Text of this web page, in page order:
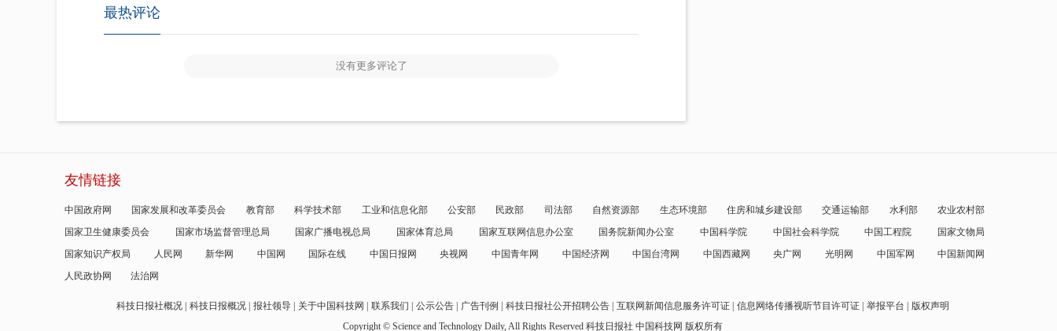
最热评论
没有更多评论了
友情链接
中国政府网 国家发展和改革委员会 教育部 科学技术部 工业和信息化部 公安部 民政部 司法部 自然资源部 生态环境部 住房和城乡建设部 交通运输部 水利部
农业农村部
国家卫生健康委员会
国家市场监督管理总局 国家广播电视总局 国家体育总局 国家互联网信息办公室 国务院新闻办公室 中国科学院 中国社会科学院 中国工程院
国家文物局
国家知识产权局
人民网 新华网 中国网 国际在线 中国日报网 央视网 中国青年网 中国经济网 中国台湾网 中国西藏网 央广网 光明网 中国军网
中国新闻网
人民政协网
法治网
科技日报社概况 科技日报概况 报社领导 关于中国科技网 联系我们 公示公告 广告刊例 科技日报社公开招聘公告 互联网新闻信息服务许可证 信息网络传播视听节目许可证 举报平台
版权声明
Copyright © Science and Technology Daily, All Rights Reserved 科技日报社 中国科技网 版权所有